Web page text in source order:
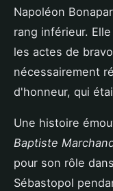
Napoléon
rang inférieur.
les actes de
nécessairement
d'honneur, qui
Une histoire
Baptiste
pour son rôle
Sébastopol